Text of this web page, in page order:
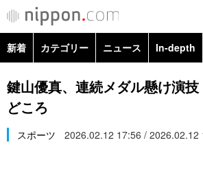
カテゴリー
新着 カテゴリー ニュース In-depth
政治・外交
経済・ビジネス
鍵山優真、連続メダル懸け演
どころ
スポーツ 2026.02.12 17:56 / 2026.02.12